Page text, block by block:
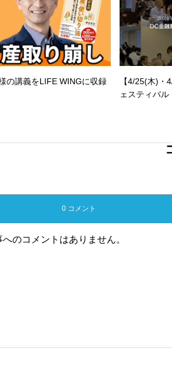
の講義をLIFE WINGに収録
【4/25(木)・
ェスティバル
0 コメント
へのコメントはありません。